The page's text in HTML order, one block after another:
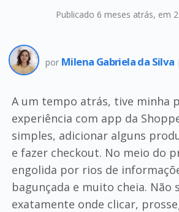
Publicado 6 meses atrás, em
por Milena Gabriela da Silva
A um tempo atrás, tive minha
experiência com app da
simples, adicionar alguns
e fazer checkout. No meio do
engolida por rios de
bagunçada e muito cheia. Não
exatamente onde clicar,